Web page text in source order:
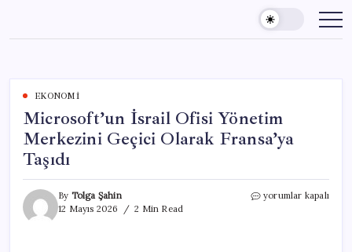
content
EKONOMI
Microsoft’un İsrail Ofisi Yönetim
Merkezini Geçici Olarak Fransa’ya
Taşıdı
By Tolga Şahin
12 Mayıs 2026
2 Min Read
Microsoft’un
yorumlar kapalı